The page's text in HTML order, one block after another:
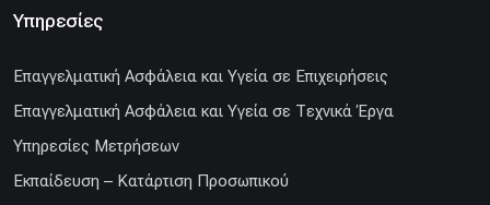
Υπηρεσίες
Επαγγελματική Ασφάλεια και Υγεία σε Επιχειρήσεις
Επαγγελματική Ασφάλεια και Υγεία σε Τεχνικά Έργα
Υπηρεσίες Μετρήσεων
Εκπαίδευση – Κατάρτιση Προσωπικού